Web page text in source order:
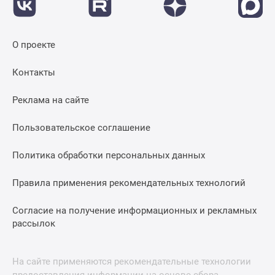
О проекте
Контакты
Реклама на сайте
Пользовательское соглашение
Политика обработки персональных данных
Правила применения рекомендательных технологий
Согласие на получение информационных и рекламных
рассылок
На сайте применяются рекомендательные технологии